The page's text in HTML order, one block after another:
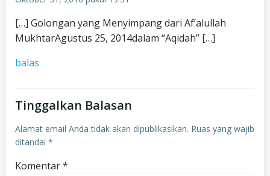
[…] Golongan yang Menyimpang dari Af’alullah
MukhtarAgustus 25, 2014dalam “Aqidah” […]
balas
Tinggalkan Balasan
Alamat email Anda tidak akan dipublikasikan. Ruas yang wajib
ditandai *
Komentar*